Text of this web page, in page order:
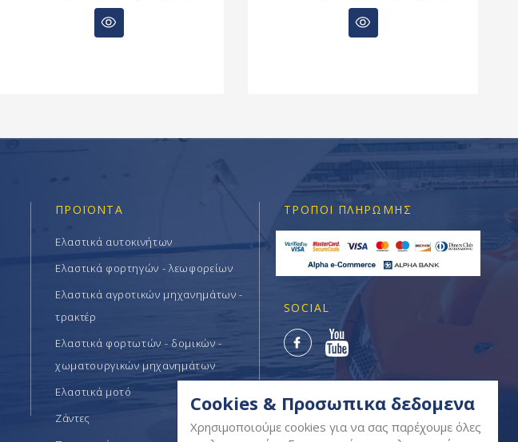
ΠΡΟΪΟΝΤΑ
Ελαστικά αυτοκινήτων
Ελαστικά φορτηγών - λεωφορείων
Ελαστικά αγροτικών μηχανημάτων -
τρακτέρ
Ελαστικά φορτωτών - δομικών -
χωματουργικών μηχανημάτων
Ελαστικά μοτό
Ζάντες
ΤΡΌΠΟΙ ΠΛΗΡΩΜΉΣ
SOCIAL
Cookies & Προσωπικα δεδομενα
Χρησιμοποιούμε cookies για να σας παρέχουμε όλες